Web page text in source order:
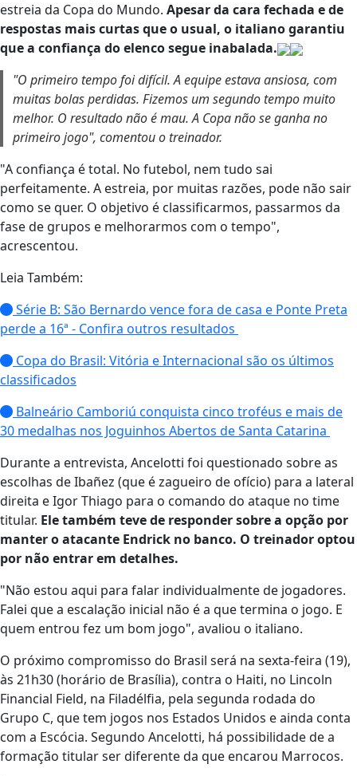
estreia da Copa do Mundo. Apesar da cara fechada e de
respostas mais curtas que o usual, o italiano garantiu
que a confiança do elenco segue inabalada.
"O primeiro tempo foi difícil. A equipe estava ansiosa, com
muitas bolas perdidas. Fizemos um segundo tempo muito
melhor. O resultado não é mau. A Copa não se ganha no
primeiro jogo", comentou o treinador.
"A confiança é total. No futebol, nem tudo sai
perfeitamente. A estreia, por muitas razões, pode não sair
como se quer. O objetivo é classificarmos, passarmos da
fase de grupos e melhorarmos com o tempo",
acrescentou.
Leia Também:
Série B: São Bernardo vence fora de casa e Ponte Preta
perde a 16ª - Confira outros resultados
Copa do Brasil: Vitória e Internacional são os últimos
classificados
Balneário Camboriú conquista cinco troféus e mais de
30 medalhas nos Joguinhos Abertos de Santa Catarina
Durante a entrevista, Ancelotti foi questionado sobre as
escolhas de Ibañez (que é zagueiro de ofício) para a lateral
direita e Igor Thiago para o comando do ataque no time
titular. Ele também teve de responder sobre a opção por
manter o atacante Endrick no banco. O treinador optou
por não entrar em detalhes.
"Não estou aqui para falar individualmente de jogadores.
Falei que a escalação inicial não é a que termina o jogo. E
quem entrou fez um bom jogo", avaliou o italiano.
O próximo compromisso do Brasil será na sexta-feira (19),
às 21h30 (horário de Brasília), contra o Haiti, no Lincoln
Financial Field, na Filadélfia, pela segunda rodada do
Grupo C, que tem jogos nos Estados Unidos e ainda conta
com a Escócia. Segundo Ancelotti, há possibilidade de a
formação titular ser diferente da que encarou Marrocos.